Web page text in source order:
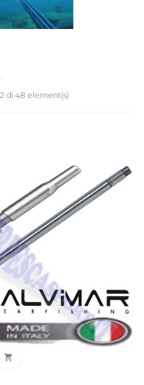
di 48 element(s)
